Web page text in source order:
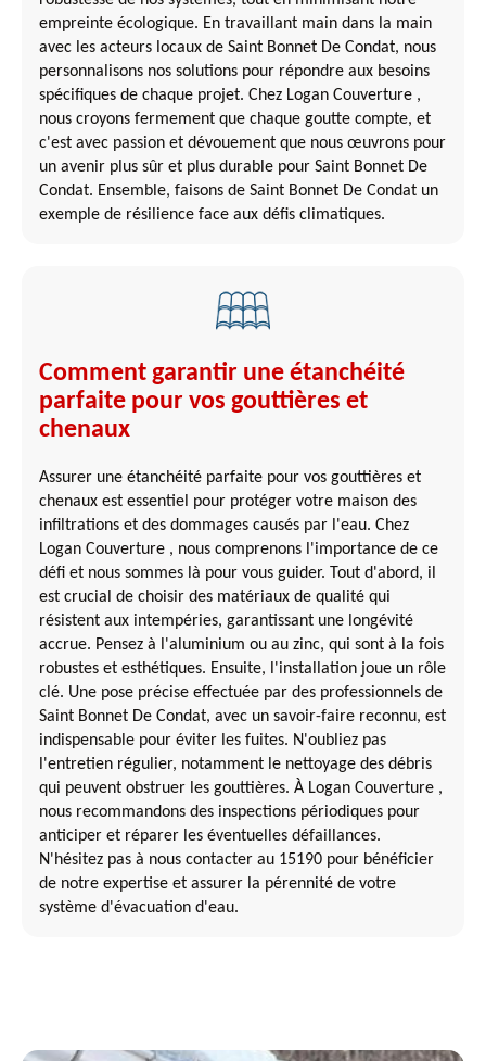
empreinte écologique. En travaillant main dans la main
avec les acteurs locaux de Saint Bonnet De Condat, nous
personnalisons nos solutions pour répondre aux besoins
spécifiques de chaque projet. Chez Logan Couverture ,
nous croyons fermement que chaque goutte compte, et
c'est avec passion et dévouement que nous œuvrons pour
un avenir plus sûr et plus durable pour Saint Bonnet De
Condat. Ensemble, faisons de Saint Bonnet De Condat un
exemple de résilience face aux défis climatiques.
Comment garantir une étanchéité
parfaite pour vos gouttières et
chenaux
Assurer une étanchéité parfaite pour vos gouttières et
chenaux est essentiel pour protéger votre maison des
infiltrations et des dommages causés par l'eau. Chez
Logan Couverture , nous comprenons l'importance de ce
défi et nous sommes là pour vous guider. Tout d'abord, il
est crucial de choisir des matériaux de qualité qui
résistent aux intempéries, garantissant une longévité
accrue. Pensez à l'aluminium ou au zinc, qui sont à la fois
robustes et esthétiques. Ensuite, l'installation joue un rôle
clé. Une pose précise effectuée par des professionnels de
Saint Bonnet De Condat, avec un savoir-faire reconnu, est
indispensable pour éviter les fuites. N'oubliez pas
l'entretien régulier, notamment le nettoyage des débris
qui peuvent obstruer les gouttières. À Logan Couverture ,
nous recommandons des inspections périodiques pour
anticiper et réparer les éventuelles défaillances.
N'hésitez pas à nous contacter au 15190 pour bénéficier
de notre expertise et assurer la pérennité de votre
système d'évacuation d'eau.